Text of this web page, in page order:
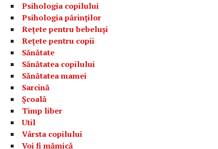
Psihologia copilului
Psihologia părinților
Rețete pentru bebeluși
Rețete pentru copii
Sănătate
Sănătatea copilului
Sănătatea mamei
Sarcină
Școală
Timp liber
Util
Vârsta copilului
Voi fi mămică